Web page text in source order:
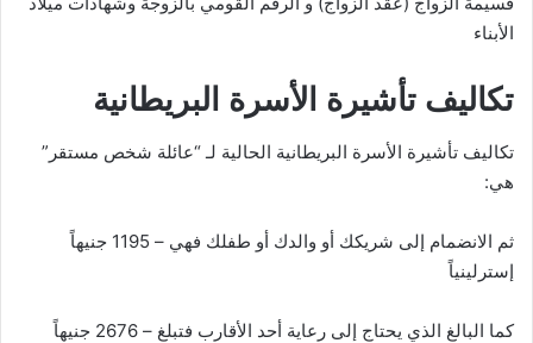
الأبناء
تكاليف تأشيرة الأسرة البريطانية
تكاليف تأشيرة الأسرة البريطانية الحالية لـ “عائلة شخص مستقر”
هي:
ثم الانضمام إلى شريكك أو والدك أو طفلك فهي – 1195 جنيهاً
إسترلينياً
كما البالغ الذي يحتاج إلى رعاية أحد الأقارب فتبلغ – 2676 جنيهاً